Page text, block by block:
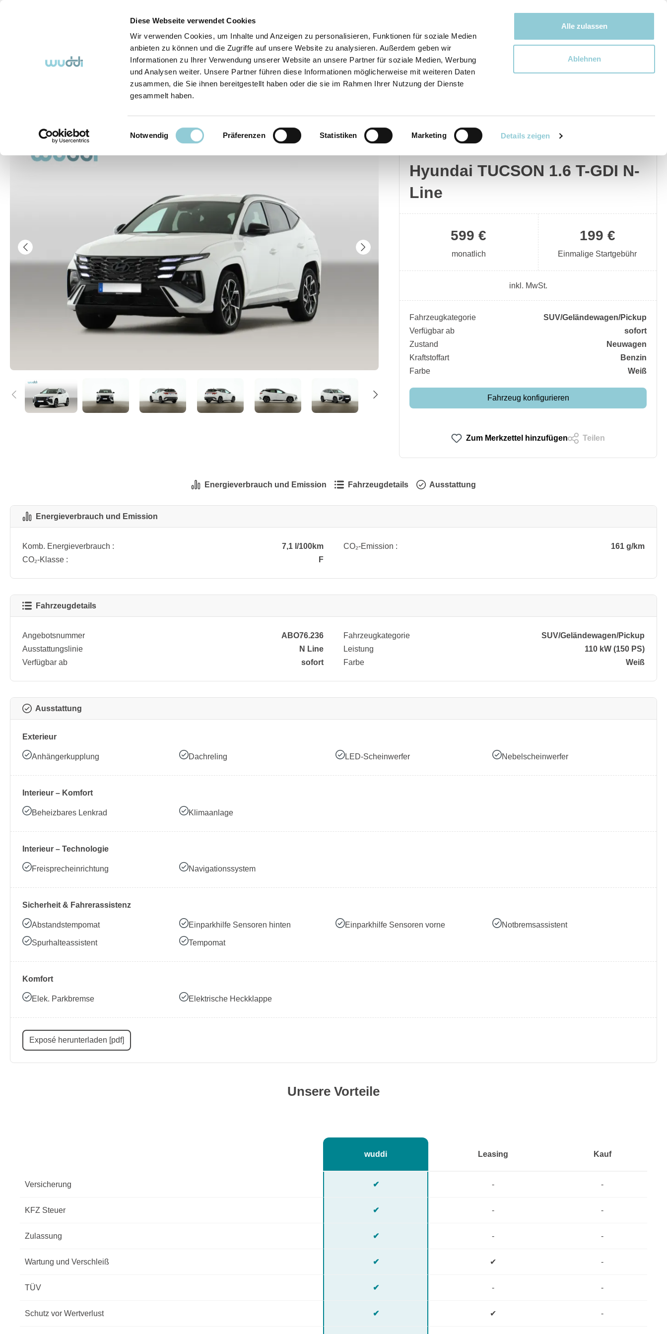
Diese Webseite verwendet Cookies
Wir verwenden Cookies, um Inhalte und Anzeigen zu personalisieren, Funktionen für soziale Medien
anbieten zu können und die Zugriffe auf unsere Website zu analysieren. Außerdem geben wir
Informationen zu Ihrer Verwendung unserer Website an unsere Partner für soziale Medien, Werbung
und Analysen weiter. Unsere Partner führen diese Informationen möglicherweise mit weiteren Daten
zusammen, die Sie ihnen bereitgestellt haben oder die sie im Rahmen Ihrer Nutzung der Dienste
gesammelt haben.
Einwilligungsauswahl
Notwendig Präferenzen Statistiken Marketing Details zeigen
Alle zulassen
Ablehnen
Bewegen bewegt uns!
Abo-Fahrzeuge So funktioniert's (FAQ) Über Uns Kontakt
Bildergalerie überspringen
Hyundai
Hyundai TUCSON 1.6 T-GDI N-
Line
199 €
Einmalige Startgebühr
599 €
monatlich
inkl. MwSt.
Fahrzeugkategorie
SUV/​Geländewagen/​Pickup
Verfügbar ab
sofort
Zustand
Neuwagen
Kraftstoffart
Benzin
Farbe
Weiß
Fahrzeug konfigurieren
Zum Merkzettel hinzufügen Teilen
Energieverbrauch und Emission Fahrzeugdetails Ausstattung
Energieverbrauch und Emission
Komb. Energieverbrauch : 7,1 l/100km CO₂-Emission :
161 g/km
CO₂-Klasse :
F
Fahrzeugdetails
Angebotsnummer
ABO76.236
Ausstattungslinie
N Line
Verfügbar ab
sofort
Fahrzeugkategorie
SUV/​Geländewagen/​Pickup
Leistung
110 kW (150 PS)
Farbe
Weiß
Ausstattung
Exterieur
Anhängerkupplung Dachreling LED-Scheinwerfer Nebelscheinwerfer
Interieur – Komfort
Beheizbares Lenkrad Klimaanlage
Interieur – Technologie
Freisprecheinrichtung Navigationssystem
Sicherheit & Fahrerassistenz
Abstandstempomat Einparkhilfe Sensoren hinten Einparkhilfe Sensoren vorne Notbremsassistent
Spurhalteassistent Tempomat
Komfort
Elek. Parkbremse Elektrische Heckklappe
Exposé herunterladen [pdf]
Unsere Vorteile
wuddi Leasing Kauf
Versicherung ✔ - -
KFZ Steuer ✔ - -
Zulassung ✔ - -
Wartung und Verschleiß ✔ ✔ -
TÜV ✔ - -
Schutz vor Wertverlust ✔ ✔ -